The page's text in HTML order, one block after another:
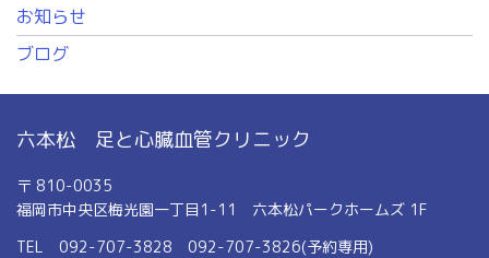
お知らせ
ブログ
六本松 足と心臓血管クリニック
〒 810-0035
福岡市中央区梅光園一丁目1-11 六本松パークホームズ 1F
TEL 092-707-3828 092-707-3826(予約専用)